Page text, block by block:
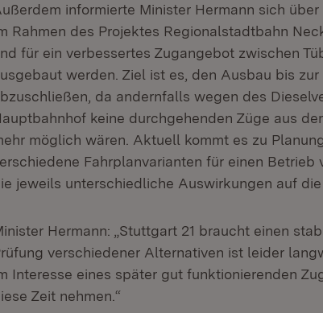
informierte Minister Hermann sich
Rahmen des Projektes Regionalstadtbahn
für ein verbessertes Zugangebot zwischen
werden. Ziel ist es, den Ausbau bis
da andernfalls wegen des
keine durchgehenden Züge aus
möglich wären. Aktuell kommt es zu
Fahrplanvarianten für einen Betrieb
jeweils unterschiedliche Auswirkungen auf
Hermann: „Stuttgart 21 braucht einen
verschiedener Alternativen ist leider
Interesse eines später gut funktionierenden
Zeit nehmen.“